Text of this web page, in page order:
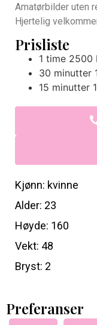
Amatørbilder uten
Hjertelig
Prisliste
1 time 2500
30 minutter
15 minutter
Kjønn: kvinne
Alder: 23
Høyde: 160
Vekt: 48
Bryst: 2
Preferanser